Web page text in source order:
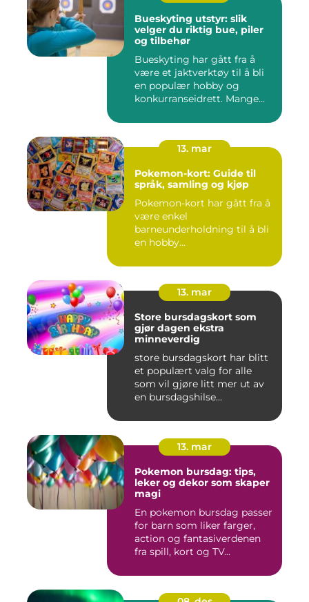
Bueskyting utstyr: slik
velger du riktig bue, piler
og tilbehør
Bueskyting har gått fra å
være et jaktverktøy til å bli
en populær hobby og
konkurranseidrett. Mange...
13. mar
Pokemon-kort: Guide til
språk, samling og kjøp
Pokemon-kort har gått fra å
være enkel
barneunderholdning til å bli
en hobby...
13. mar
Store bursdagskort som
gjør dagen ekstra
minneverdig
store bursdagskort har blitt
et populært valg for alle
som vil gjøre litt mer ut av
en bursdagshilse...
13. mar
Pokemon bursdag: tips,
leker og dekor som skaper
magi
En pokemon bursdag passer
for barn som liker farger,
action og fantasiverdenen
fra spill, kort og TV...